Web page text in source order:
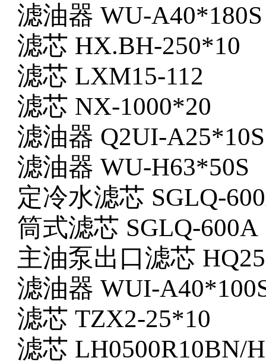
滤油器WU-A40*180S
滤芯 HX.BH-250*10
滤芯 LXM15-112
滤芯 NX-1000*20
滤油器 Q2UI-
滤油器WU-H63*50S
定冷水滤芯 SGLQ-
筒式滤芯 SGLQ-600A
主油泵出口滤芯
滤油器WUI-
滤芯TZX2-25*10
滤芯 LH0500R10BN/